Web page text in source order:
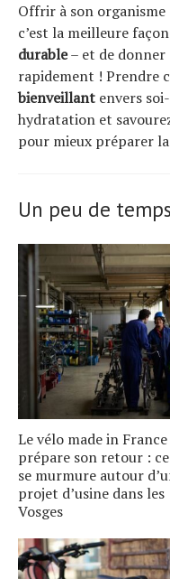
Offrir à son
c’est la meilleure
durable– et de donner
rapidement ! Prendre
bienveillant envers
hydratation et
pour mieux préparer
Un peu de
Le vélo made in France
prépare son retour :
se murmure autour
projet dʼusine dans les
Vosges